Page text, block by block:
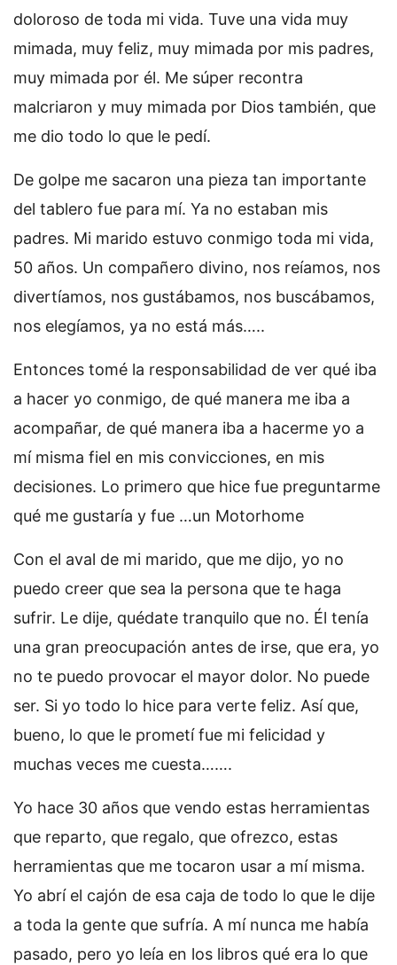
doloroso de toda mi vida. Tuve una vida muy
mimada, muy feliz, muy mimada por mis padres,
muy mimada por él. Me súper recontra
malcriaron y muy mimada por Dios también, que
me dio todo lo que le pedí.
De golpe me sacaron una pieza tan importante
del tablero fue para mí. Ya no estaban mis
padres. Mi marido estuvo conmigo toda mi vida,
50 años. Un compañero divino, nos reíamos, nos
divertíamos, nos gustábamos, nos buscábamos,
nos elegíamos, ya no está más…..
Entonces tomé la responsabilidad de ver qué iba
a hacer yo conmigo, de qué manera me iba a
acompañar, de qué manera iba a hacerme yo a
mí misma fiel en mis convicciones, en mis
decisiones. Lo primero que hice fue preguntarme
qué me gustaría y fue …un Motorhome
Con el aval de mi marido, que me dijo, yo no
puedo creer que sea la persona que te haga
sufrir. Le dije, quédate tranquilo que no. Él tenía
una gran preocupación antes de irse, que era, yo
no te puedo provocar el mayor dolor. No puede
ser. Si yo todo lo hice para verte feliz. Así que,
bueno, lo que le prometí fue mi felicidad y
muchas veces me cuesta…….
Yo hace 30 años que vendo estas herramientas
que reparto, que regalo, que ofrezco, estas
herramientas que me tocaron usar a mí misma.
Yo abrí el cajón de esa caja de todo lo que le dije
a toda la gente que sufría. A mí nunca me había
pasado, pero yo leía en los libros qué era lo que